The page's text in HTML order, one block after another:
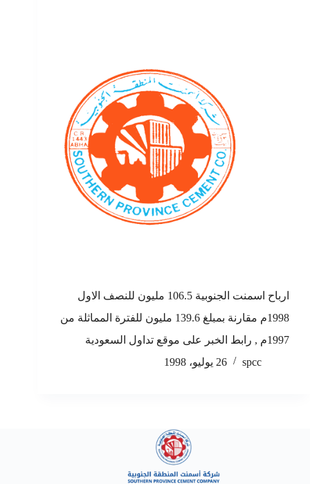
ارباح اسمنت الجنوبية 106.5 مليون للنصف الاول
1998م مقارنة بمبلغ 139.6 مليون للفترة المماثلة من
1997م , رابط الخبر على موقع تداول السعودية
spcc
26 يوليو، 1998